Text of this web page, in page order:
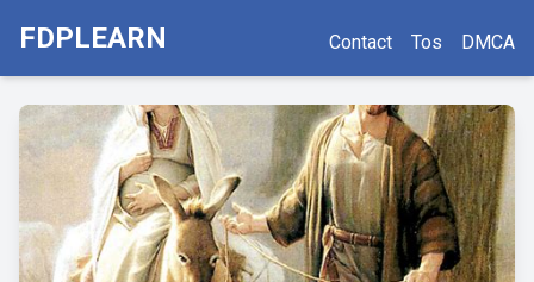
FDPLEARN Contact Tos DMCA